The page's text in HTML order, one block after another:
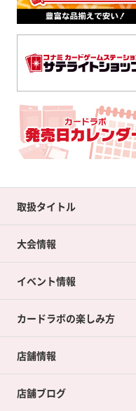
取扱タイトル
大会情報
イベント情報
カードラボの楽しみ方
店舗情報
店舗ブログ